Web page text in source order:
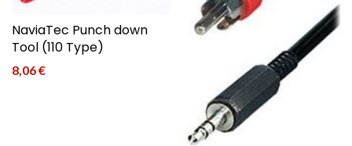
NaviaTec Punch down
Tool (110 Type)
8,06€